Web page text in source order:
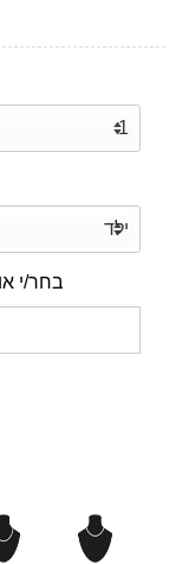
בחר/י